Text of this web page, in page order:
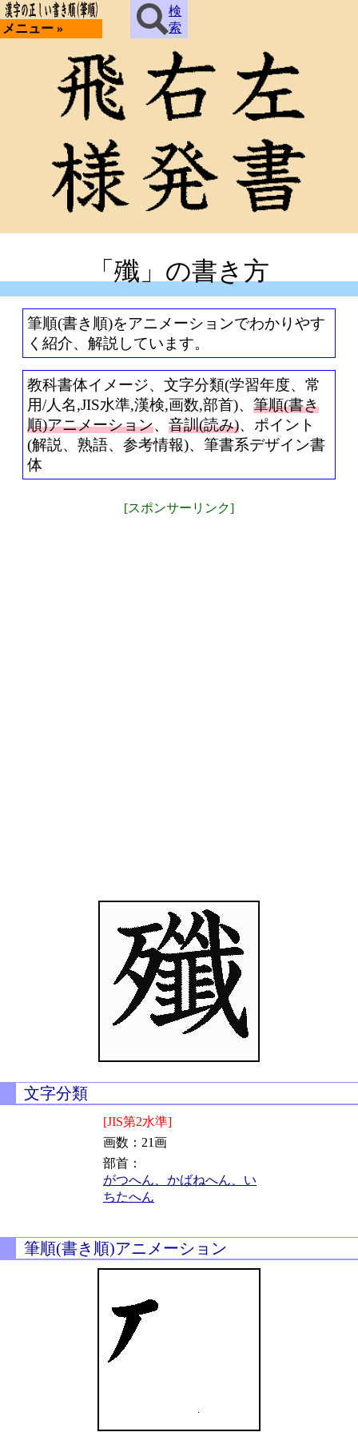
メニュー »
検
索
「殲」の書き方
筆順(書き順)をアニメーションでわかりやす
く紹介、解説しています。
教科書体イメージ、文字分類(学習年度、常
用/人名,JIS水準,漢検,画数,部首)、 筆順(書き
順)アニメーション、 音訓(読み)、ポイント
(解説、熟語、参考情報)、筆書系デザイン書
体
[スポンサーリンク]
文字分類
[JIS第2水準]
画数：21画
部首：
がつへん、かばねへん、い
ちたへん
筆順(書き順)アニメーション